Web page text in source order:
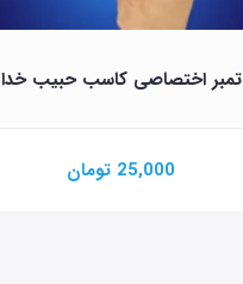
تمبر اختصاصی کاسب حبیب خدا
25,000 تومان